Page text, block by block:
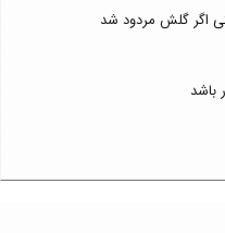
اگر گلش مردود شد